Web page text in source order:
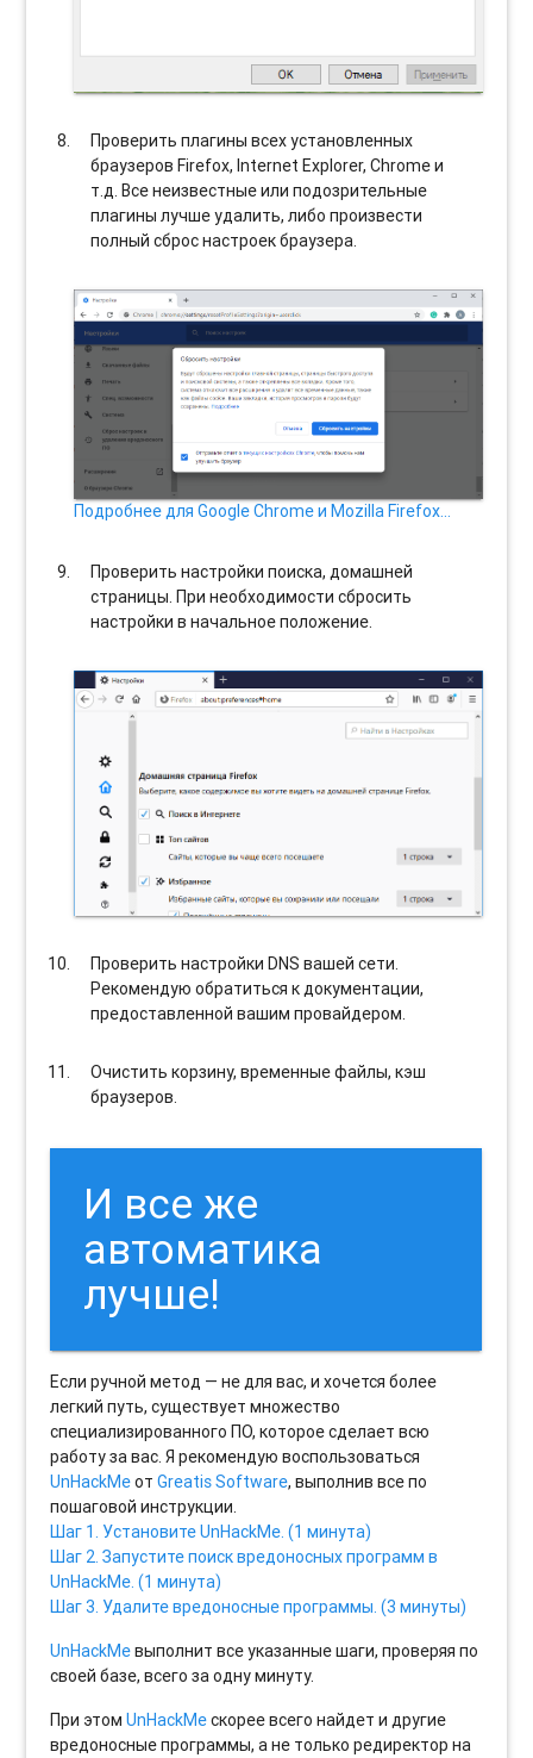
Проверить плагины всех установленных
браузеров Firefox, Internet Explorer, Chrome и
т.д. Все неизвестные или подозрительные
плагины лучше удалить, либо произвести
полный сброс настроек браузера.
Подробнее для Google Chrome и Mozilla Firefox…
Проверить настройки поиска, домашней
страницы. При необходимости сбросить
настройки в начальное положение.
Проверить настройки DNS вашей сети.
Рекомендую обратиться к документации,
предоставленной вашим провайдером.
Очистить корзину, временные файлы, кэш
браузеров.
И все же
автоматика
лучше!
Если ручной метод — не для вас, и хочется более
легкий путь, существует множество
специализированного ПО, которое сделает всю
работу за вас. Я рекомендую воспользоваться
UnHackMeотGreatis Software, выполнив все по
пошаговой инструкции.
Шаг 1. Установите UnHackMe. (1 минута)
Шаг 2. Запустите поиск вредоносных программ в
UnHackMe. (1 минута)
Шаг 3. Удалите вредоносные программы. (3 минуты)
UnHackMeвыполнит все указанные шаги, проверяя по
своей базе, всего за одну минуту.
При этомUnHackMeскорее всего найдет и другие
вредоносные программы, а не только редиректор на